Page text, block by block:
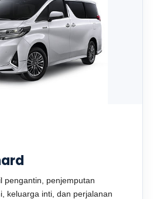
pengantin, penjemputan
keluarga inti, dan perjalanan